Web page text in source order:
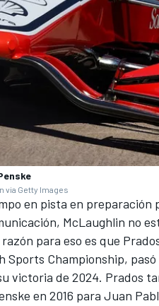
via Getty Images
en pista en
McLaughlin no
para eso es que
Sports Championship,
victoria de 2024. Prados
en 2016 para Juan